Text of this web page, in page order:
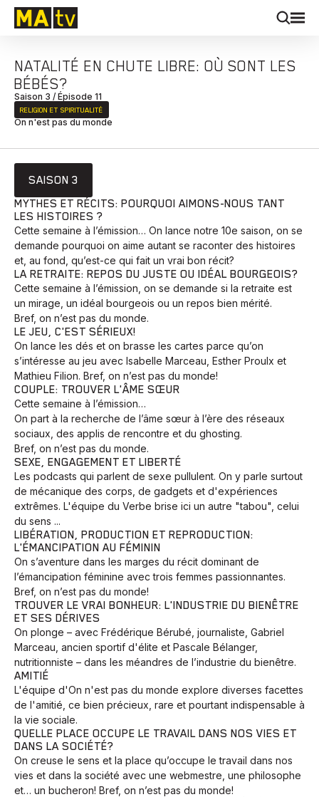
NATALITÉ EN CHUTE LIBRE: OÙ SONT LES
BÉBÉS?
Saison 3 / Épisode 11
RELIGION ET SPIRITUALITÉ
On n'est pas du monde
SAISON 3
MYTHES ET RÉCITS: POURQUOI AIMONS-NOUS TANT
LES HISTOIRES ?
Cette semaine à l’émission… On lance notre 10e saison, on se
demande pourquoi on aime autant se raconter des histoires
et, au fond, qu’est-ce qui fait un vrai bon récit?
LA RETRAITE: REPOS DU JUSTE OU IDÉAL BOURGEOIS?
Cette semaine à l’émission, on se demande si la retraite est
un mirage, un idéal bourgeois ou un repos bien mérité.
Bref, on n’est pas du monde.
LE JEU, C'EST SÉRIEUX!
On lance les dés et on brasse les cartes parce qu’on
s’intéresse au jeu avec Isabelle Marceau, Esther Proulx et
Mathieu Filion. Bref, on n’est pas du monde!
COUPLE: TROUVER L'ÂME SŒUR
Cette semaine à l’émission…
On part à la recherche de l’âme sœur à l’ère des réseaux
sociaux, des applis de rencontre et du ghosting.
Bref, on n’est pas du monde.
SEXE, ENGAGEMENT ET LIBERTÉ
Les podcasts qui parlent de sexe pullulent. On y parle surtout
de mécanique des corps, de gadgets et d'expériences
extrêmes. L'équipe du Verbe brise ici un autre "tabou", celui
du sens ...
LIBÉRATION, PRODUCTION ET REPRODUCTION:
L'ÉMANCIPATION AU FÉMININ
On s’aventure dans les marges du récit dominant de
l’émancipation féminine avec trois femmes passionnantes.
Bref, on n’est pas du monde!
TROUVER LE VRAI BONHEUR: L'INDUSTRIE DU BIENÊTRE
ET SES DÉRIVES
On plonge – avec Frédérique Bérubé, journaliste, Gabriel
Marceau, ancien sportif d'élite et Pascale Bélanger,
nutritionniste – dans les méandres de l’industrie du bienêtre.
AMITIÉ
L'équipe d'On n'est pas du monde explore diverses facettes
de l'amitié, ce bien précieux, rare et pourtant indispensable à
la vie sociale.
QUELLE PLACE OCCUPE LE TRAVAIL DANS NOS VIES ET
DANS LA SOCIÉTÉ?
On creuse le sens et la place qu’occupe le travail dans nos
vies et dans la société avec une webmestre, une philosophe
et… un bucheron! Bref, on n’est pas du monde!